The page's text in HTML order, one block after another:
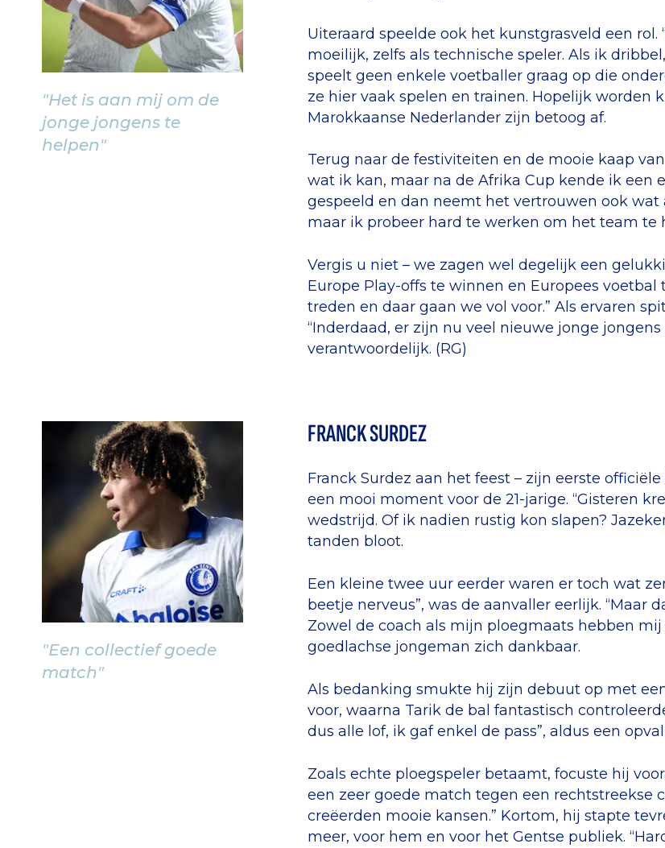
"Het is aan mij om de
jonge jongens te
helpen"
Uiteraard speelde ook het kunstgrasveld een
moeilijk, zelfs als technische speler. Als ik
speelt geen enkele voetballer graag op die
ze hier vaak spelen en trainen. Hopelijk worden
Marokkaanse Nederlander zijn betoog af.
Terug naar de festiviteiten en de mooie kaap
wat ik kan, maar na de Afrika Cup kende ik een
gespeeld en dan neemt het vertrouwen ook
maar ik probeer hard te werken om het team te
Vergis u niet – we zagen wel degelijk een
Europe Play-offs te winnen en Europees
treden en daar gaan we vol voor.” Als ervaren
“Inderdaad, er zijn nu veel nieuwe jonge
verantwoordelijk. (RG)
"Een collectief goede
match"
FRANCK SURDEZ
Franck Surdez aan het feest – zijn eerste
een mooi moment voor de 21-jarige. “Gisteren
wedstrijd. Of ik nadien rustig kon slapen?
tanden bloot.
Een kleine twee uur eerder waren er toch wat
beetje nerveus”, was de aanvaller eerlijk. “Maar
Zowel de coach als mijn ploegmaats hebben
goedlachse jongeman zich dankbaar.
Als bedanking smukte hij zijn debuut op met
voor, waarna Tarik de bal fantastisch
dus alle lof, ik gaf enkel de pass”, aldus een
Zoals echte ploegspeler betaamt, focuste hij
een zeer goede match tegen een rechtstreekse
creëerden mooie kansen.” Kortom, hij stapte
meer, voor hem en voor het Gentse publiek.